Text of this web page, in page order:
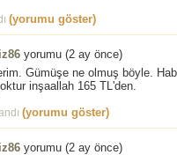
(yorumu göster)
yorumu (2 ay önce)
Gümüşe ne olmuş böyle.
inşaallah 165 TL'den.
(yorumu göster)
yorumu (2 ay önce)